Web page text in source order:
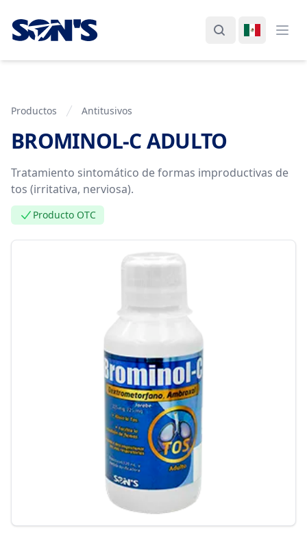
Laboratorios Química Son's
BuscarCambiar
Productos Antitusivos
BROMINOL-C ADULTO
Información del Producto
Tratamiento sintomático de formas improductivas de
tos (irritativa, nerviosa).
Producto OTC